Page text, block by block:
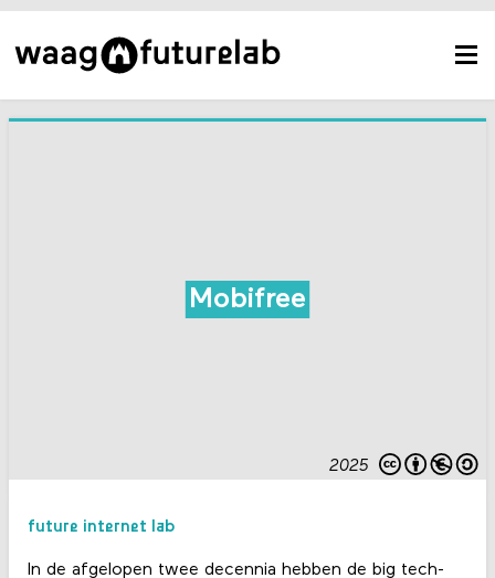
2025
Mobifree
future internet lab
In de afgelopen twee decennia hebben de big tech-